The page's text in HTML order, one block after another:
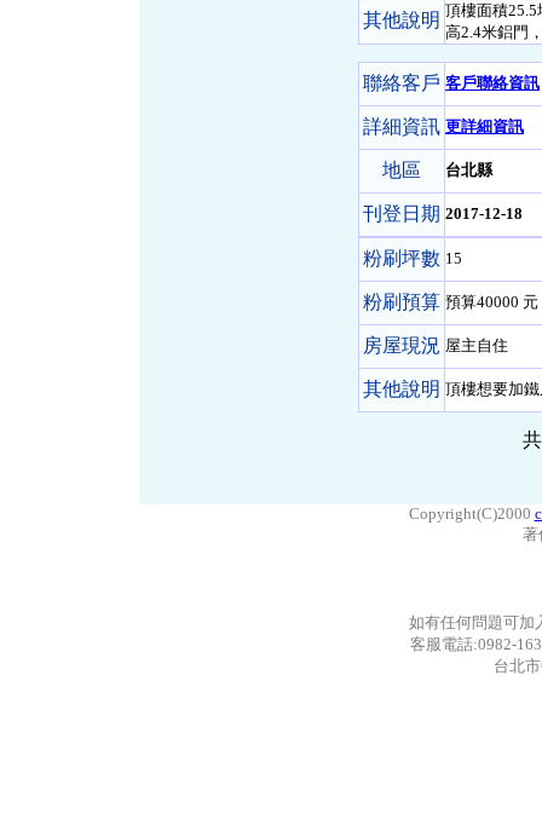
其他說明 頂樓面積
高2.4米鋁門
聯絡客戶 客戶聯絡資訊
詳細資訊 更詳細資訊
地區 台北縣
刊登日期 2017-12-18
粉刷坪數 15
粉刷預算 預算40000 元
房屋現況 屋主自住
其他說明 頂樓想要加
Copyright(C)2000
如有任何問題可加
客服電話:0982-
台北